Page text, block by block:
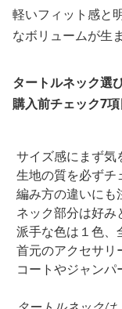
軽いフィット感と
なボリュームが生
タートルネック選
購入前チェック7項
サイズ感にまず気
生地の質を必ずチ
編み方の違いにも
ネック部分は好み
派手な色は１色、
首元のアクセサリ
コートやジャンパ